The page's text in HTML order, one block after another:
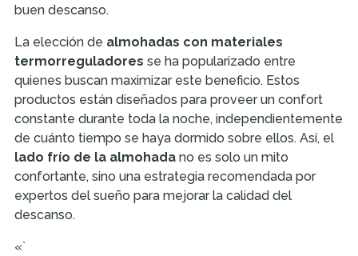
buen descanso.
La elección de almohadas con materiales
termorreguladores se ha popularizado entre
quienes buscan maximizar este beneficio. Estos
productos están diseñados para proveer un confort
constante durante toda la noche, independientemente
de cuánto tiempo se haya dormido sobre ellos. Así, el
lado frío de la almohada no es solo un mito
confortante, sino una estrategia recomendada por
expertos del sueño para mejorar la calidad del
descanso.
«`